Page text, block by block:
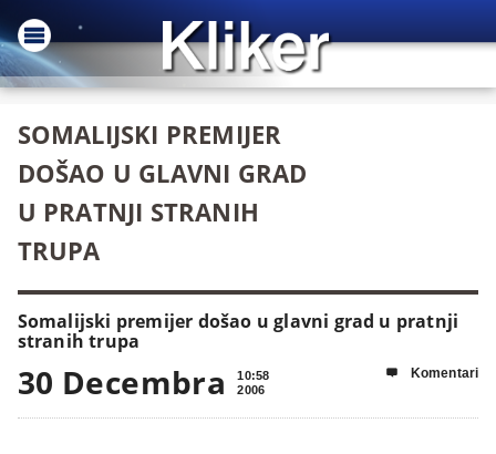
SOMALIJSKI PREMIJER
DOŠAO U GLAVNI GRAD
U PRATNJI STRANIH
TRUPA
Somalijski premijer došao u glavni grad u pratnji
stranih trupa
30 Decembra
10:58
2006
 Komentari